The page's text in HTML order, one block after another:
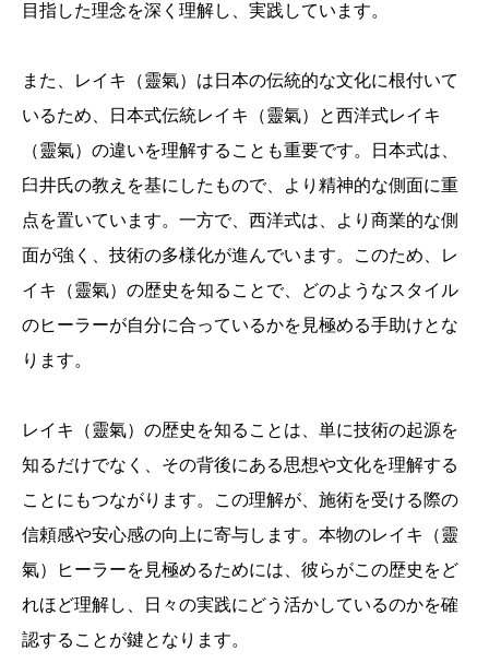
目指した理念を深く理解し、実践しています。
また、レイキ（靈氣）は日本の伝統的な文化に根付いて
いるため、日本式伝統レイキ（靈氣）と西洋式レイキ
（靈氣）の違いを理解することも重要です。日本式は、
臼井氏の教えを基にしたもので、より精神的な側面に重
点を置いています。一方で、西洋式は、より商業的な側
面が強く、技術の多様化が進んでいます。このため、レ
イキ（靈氣）の歴史を知ることで、どのようなスタイル
のヒーラーが自分に合っているかを見極める手助けとな
ります。
レイキ（靈氣）の歴史を知ることは、単に技術の起源を
知るだけでなく、その背後にある思想や文化を理解する
ことにもつながります。この理解が、施術を受ける際の
信頼感や安心感の向上に寄与します。本物のレイキ（靈
氣）ヒーラーを見極めるためには、彼らがこの歴史をど
れほど理解し、日々の実践にどう活かしているのかを確
認することが鍵となります。